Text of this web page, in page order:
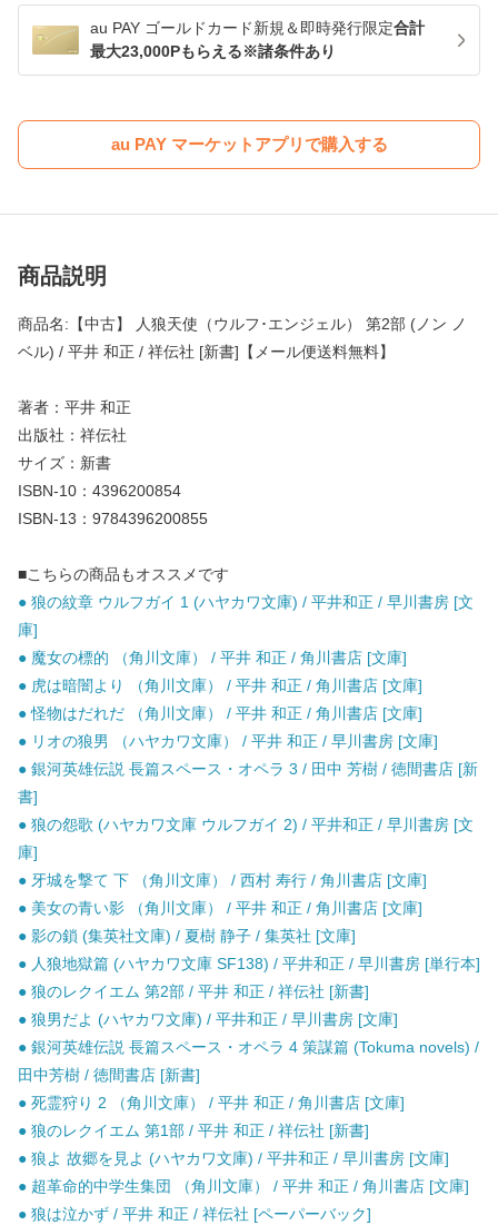
au PAY ゴールドカード新規＆即時発行限定合計
最大23,000Pもらえる※諸条件あり
au PAY マーケットアプリで購入する
商品説明
商品名:【中古】 人狼天使（ウルフ･エンジェル） 第2部 (ノン ノ
ベル) / 平井 和正 / 祥伝社 [新書]【メール便送料無料】
著者：平井 和正
出版社：祥伝社
サイズ：新書
ISBN-10：4396200854
ISBN-13：9784396200855
■こちらの商品もオススメです
● 狼の紋章 ウルフガイ 1 (ハヤカワ文庫) / 平井和正 / 早川書房 [文
庫]
● 魔女の標的 （角川文庫） / 平井 和正 / 角川書店 [文庫]
● 虎は暗闇より （角川文庫） / 平井 和正 / 角川書店 [文庫]
● 怪物はだれだ （角川文庫） / 平井 和正 / 角川書店 [文庫]
● リオの狼男 （ハヤカワ文庫） / 平井 和正 / 早川書房 [文庫]
● 銀河英雄伝説 長篇スペース・オペラ 3 / 田中 芳樹 / 徳間書店 [新
書]
● 狼の怨歌 (ハヤカワ文庫 ウルフガイ 2) / 平井和正 / 早川書房 [文
庫]
● 牙城を撃て 下 （角川文庫） / 西村 寿行 / 角川書店 [文庫]
● 美女の青い影 （角川文庫） / 平井 和正 / 角川書店 [文庫]
● 影の鎖 (集英社文庫) / 夏樹 静子 / 集英社 [文庫]
● 人狼地獄篇 (ハヤカワ文庫 SF138) / 平井和正 / 早川書房 [単行本]
● 狼のレクイエム 第2部 / 平井 和正 / 祥伝社 [新書]
● 狼男だよ (ハヤカワ文庫) / 平井和正 / 早川書房 [文庫]
● 銀河英雄伝説 長篇スペース・オペラ 4 策謀篇 (Tokuma novels) /
田中芳樹 / 徳間書店 [新書]
● 死霊狩り 2 （角川文庫） / 平井 和正 / 角川書店 [文庫]
● 狼のレクイエム 第1部 / 平井 和正 / 祥伝社 [新書]
● 狼よ 故郷を見よ (ハヤカワ文庫) / 平井和正 / 早川書房 [文庫]
● 超革命的中学生集団 （角川文庫） / 平井 和正 / 角川書店 [文庫]
● 狼は泣かず / 平井 和正 / 祥伝社 [ペーパーバック]